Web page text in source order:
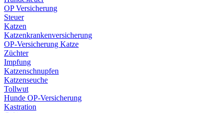
OP Versicherung
Steuer
Katzen
Katzenkrankenversicherung
OP-Versicherung Katze
Züchter
Impfung
Katzenschnupfen
Katzenseuche
Tollwut
Hunde OP-Versicherung
Kastration